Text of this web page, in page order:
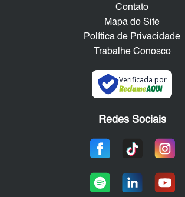
Contato
Mapa do Site
Política de Privacidade
Trabalhe Conosco
Verificada por
Redes Sociais